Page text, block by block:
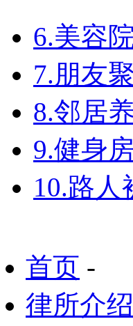
6.美容
7.朋友
8.邻居
9.健身
10.路
首页 -
律所介绍